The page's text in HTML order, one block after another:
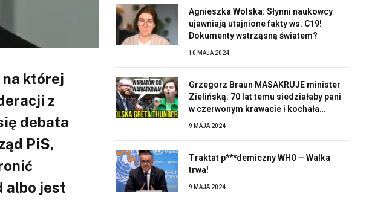
na której
z
debata
PiS,
albo jest
Agnieszka Wolska: Słynni naukowcy
ujawniają utajnione fakty ws. C19!
Dokumenty wstrząsną światem?
10 MAJA 2024
Grzegorz Braun MASAKRUJE minister
Zielińską: 70 lat temu siedziałaby pani
w czerwonym krawacie i kochała
9 MAJA 2024
Traktat p***demiczny WHO – Walka
trwa!
9 MAJA 2024